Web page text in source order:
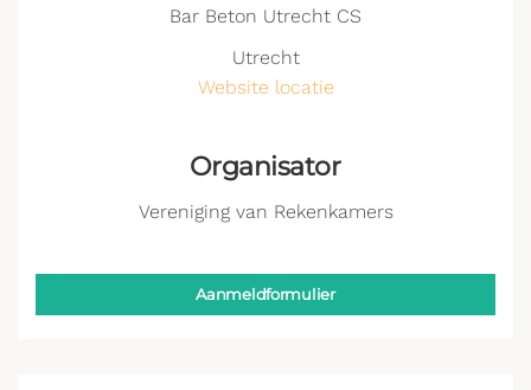
Bar Beton Utrecht CS
Utrecht
Website locatie
Organisator
Vereniging van Rekenkamers
Aanmeldformulier